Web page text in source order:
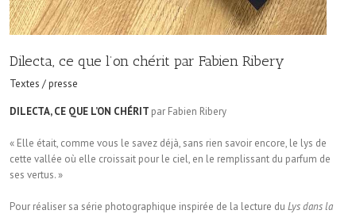
Dilecta, ce que l’on chérit par Fabien Ribery
Textes / presse
DILECTA, CE QUE L’ON CHÉRIT par Fabien Ribery
« Elle était, comme vous le savez déjà, sans rien savoir encore, le lys de
cette vallée où elle croissait pour le ciel, en le remplissant du parfum de
ses vertus. »
Pour réaliser sa série photographique inspirée de la lecture du Lys dans la